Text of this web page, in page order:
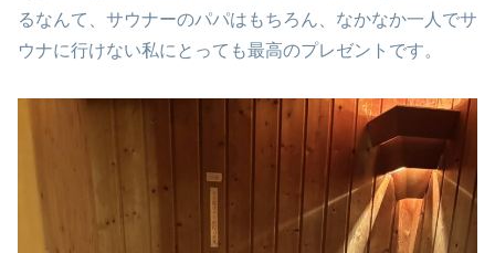
るなんて、サウナーのパパはもちろん、なかなか一人でサ
ウナに行けない私にとっても最高のプレゼントです。